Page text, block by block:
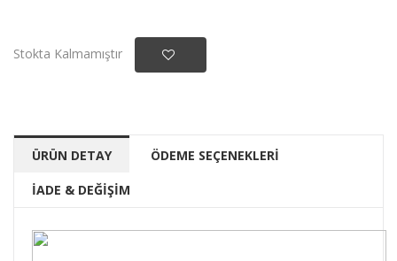
Stokta Kalmamıştır
ÜRÜN DETAY ÖDEME SEÇENEKLERİ
İADE & DEĞİŞİM